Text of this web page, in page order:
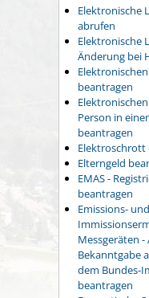
Elektronische
abrufen
Elektronische
Änderung bei
beantragen
Person in
beantragen
Elektroschrott
Elterngeld
EMAS -
beantragen
Emissions- und
Messgeräten
Bekanntgabe
dem Bundes-
beantragen